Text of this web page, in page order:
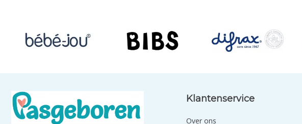
Klantenservice
Over ons